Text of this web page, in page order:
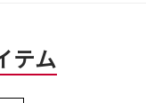
テム